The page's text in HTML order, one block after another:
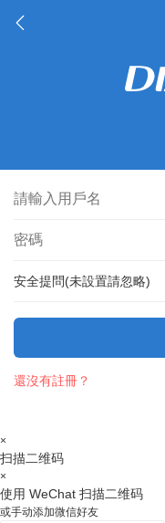
安全提問(未設置請忽略)
還沒有註冊？
×
扫描二维码
×
使用 WeChat 扫描二维码
或手动添加微信好友